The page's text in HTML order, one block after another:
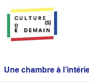
Une chambre à